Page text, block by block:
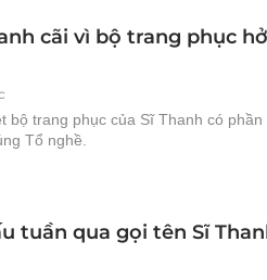
cãi vì bộ trang phục
bộ trang phục của Sĩ Thanh có
Tổ nghề.
tuần qua gọi tên Sĩ